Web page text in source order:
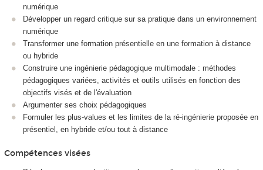
numérique
Développer un regard critique sur sa pratique dans un environnement
numérique
Transformer une formation présentielle en une formation à distance
ou hybride
Construire une ingénierie pédagogique multimodale : méthodes
pédagogiques variées, activités et outils utilisés en fonction des
objectifs visés et de l'évaluation
Argumenter ses choix pédagogiques
Formuler les plus-values et les limites de la ré-ingénierie proposée en
présentiel, en hybride et/ou tout à distance
Compétences visées